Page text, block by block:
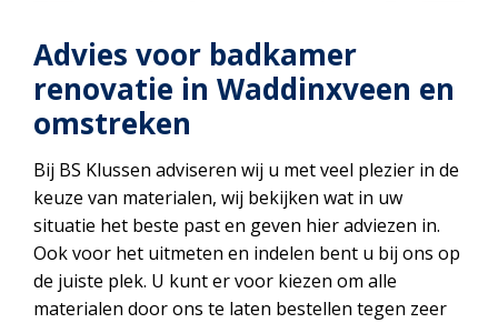
Advies voor badkamer
renovatie in Waddinxveen en
omstreken
Bij BS Klussen adviseren wij u met veel plezier in de
keuze van materialen, wij bekijken wat in uw
situatie het beste past en geven hier adviezen in.
Ook voor het uitmeten en indelen bent u bij ons op
de juiste plek. U kunt er voor kiezen om alle
materialen door ons te laten bestellen tegen zeer